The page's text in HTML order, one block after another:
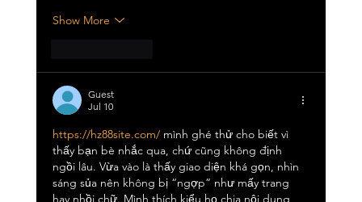
Show More
Guest
Jul 10
https://hz88site.com/ mình ghé thử cho biết vì
thấy bạn bè nhắc qua, chứ cũng không định
ngồi lâu. Vừa vào là thấy giao diện khá gọn, nhìn
sáng sủa nên không bị “ngợp” như mấy trang
hay nhồi chữ. Mình thích kiểu họ chia nội dung